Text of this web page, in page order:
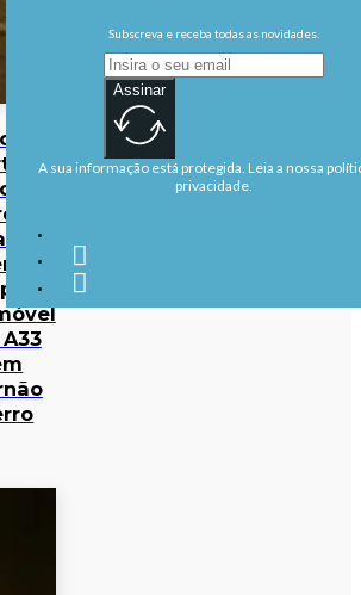
e
Subscreva e receba todas as novidades.
Assinar
A sua informação está protegida. Leia a nossa
privacidade.